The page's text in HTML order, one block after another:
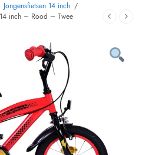
Jongensfietsen 14 inch /
inch – Rood – Twee